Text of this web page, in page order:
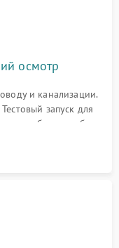
осмотр
и канализации.
запуск для
или сбоев в работе